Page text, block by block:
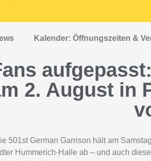
Kalender: Öffnungszeiten &
2. August in
501st German Garrison hält am
Hummerich-Halle ab – und auch